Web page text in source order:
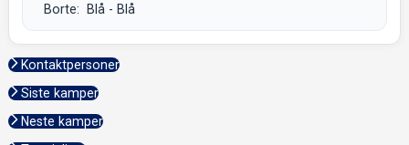
Borte: Blå - Blå
Kontaktpersoner
Siste kamper
Neste kamper